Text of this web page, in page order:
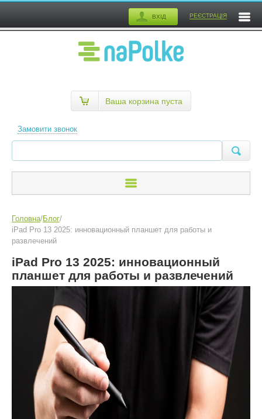
ВХІД РЕЄСТРАЦІЯ
Замовити звонок
Ваша корзина пуста
Головна/Блог/
iPad Pro 13 2025: инновационный планшет для работы и
развлечений
iPad Pro 13 2025: инновационный
планшет для работы и развлечений